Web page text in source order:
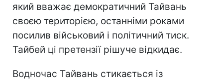
який вважає демократичний Тайвань
своєю територією, останніми роками
посилив військовий і політичний тиск.
Тайбей ці претензії рішуче відкидає.
Водночас Тайвань стикається із